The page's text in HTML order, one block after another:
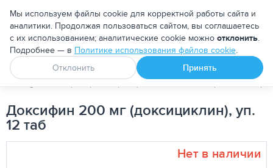
Москва
Апоквел Ветмедин От блох и клещей
PetDog Ветеринарные препараты Антибактериальные
Доксифин 200 мг (доксициклин), уп.
12 таб
Нет в наличии
Мы используем файлы cookie для корректной работы сайта и
аналитики. Продолжая пользоваться сайтом, вы соглашаетесь
с их использованием; аналитические cookie можно отклонить.
Подробнее — в Политике использования файлов cookie.
Отклонить
Принять